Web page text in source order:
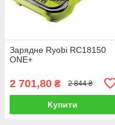
Зарядне Ryobi RC18150
ONE+
2 701,80 ₴ 2 844 ₴
Купити